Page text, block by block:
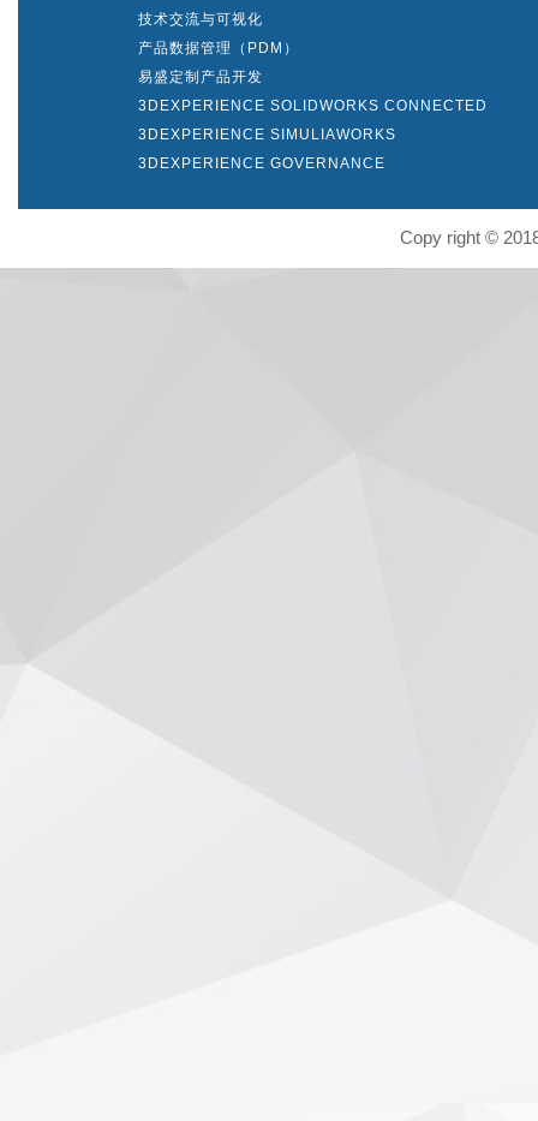
技术交流与可视化
产品数据管理（PDM）
易盛定制产品开发
3DEXPERIENCE SOLIDWORKS CONNECTED
3DEXPERIENCE SIMULIAWORKS
3DEXPERIENCE GOVERNANCE
Copy right ©